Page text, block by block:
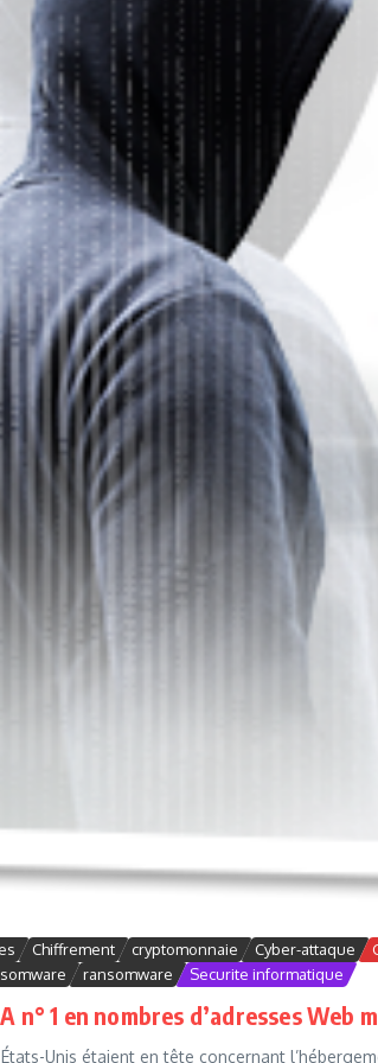
Chiffrement cryptomonnaie Cyber-attaque
ransomware Securite informatique
n° 1 en nombres d’adresses Web
Unis étaient en tête concernant